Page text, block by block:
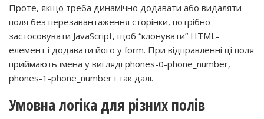
Проте, якщо треба динамічно додавати або видаляти
поля без перезавантаження сторінки, потрібно
застосовувати JavaScript, щоб “клонувати” HTML-
елемент і додавати його у form. При відправленні ці поля
приймають імена у вигляді phones-0-phone_number,
phones-1-phone_number і так далі.
Умовна логіка для різних полів